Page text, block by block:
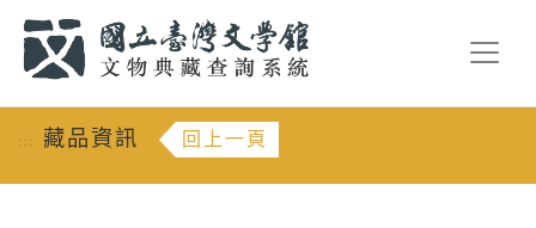
::: 藏品資訊 回上一頁